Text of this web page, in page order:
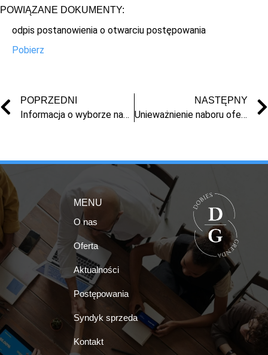
POWIĄZANE DOKUMENTY:
odpis postanowienia o otwarciu postępowania
Pobierz
POPRZEDNI
Informacja o wyborze nabywców
NASTĘPNY
Unieważnienie naboru ofert w sprawie TO1T/GUp-s/330/2022
MENU
O nas
Oferta
Aktualności
Postępowania
Syndyk sprzeda
Kontakt